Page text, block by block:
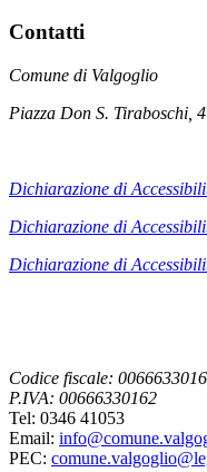
Contatti
Comune di Valgoglio
Piazza Don S. Tiraboschi, 4
Dichiarazione di
Dichiarazione di
Dichiarazione di
Codice fiscale:
P.IVA: 00666330162
Tel: 0346 41053
Email:
PEC: